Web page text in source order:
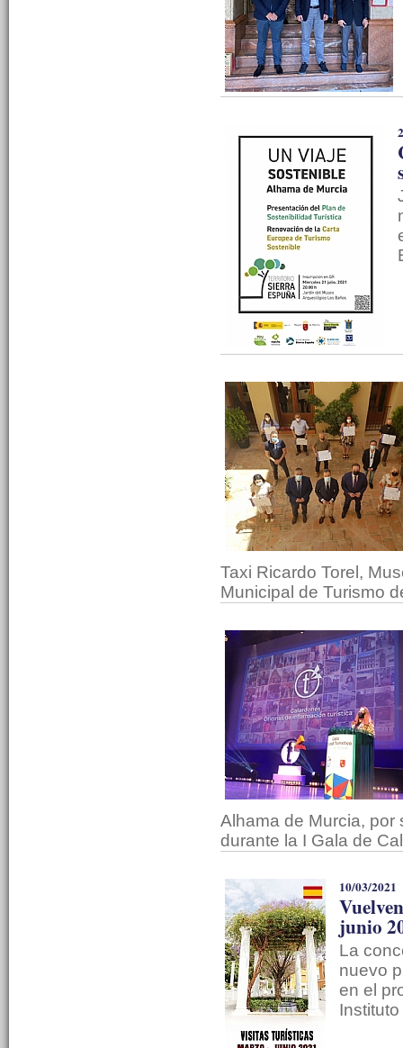
Taxi Ricardo Torel,
Municipal de Turismo
Alhama de Murcia, por
durante la I Gala de
10/03/2021
junio
La
nuevo
en el